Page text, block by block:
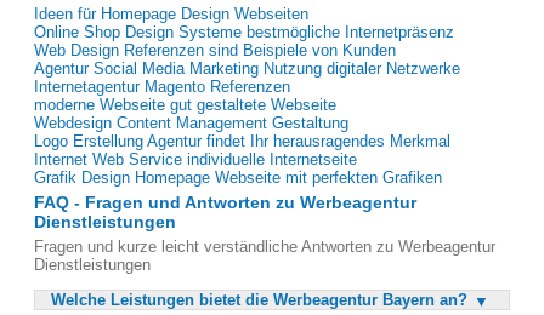
Ideen für Homepage Design Webseiten
Online Shop Design Systeme bestmögliche Internetpräsenz
Web Design Referenzen sind Beispiele von Kunden
Agentur Social Media Marketing Nutzung digitaler Netzwerke
Internetagentur Magento Referenzen
moderne Webseite gut gestaltete Webseite
Webdesign Content Management Gestaltung
Logo Erstellung Agentur findet Ihr herausragendes Merkmal
Internet Web Service individuelle Internetseite
Grafik Design Homepage Webseite mit perfekten Grafiken
FAQ - Fragen und Antworten zu Werbeagentur
Dienstleistungen
Fragen und kurze leicht verständliche Antworten zu Werbeagentur
Dienstleistungen
Welche Leistungen bietet die Werbeagentur Bayern an?